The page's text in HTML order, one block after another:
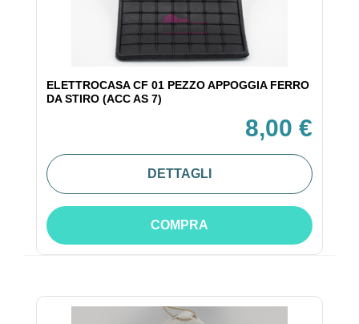
ELETTROCASA CF 01 PEZZO APPOGGIA FERRO
DA STIRO (ACC AS 7)
8,00 €
DETTAGLI
COMPRA